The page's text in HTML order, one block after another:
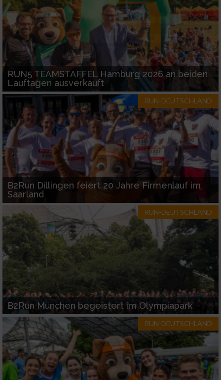
RUN5 TEAMSTAFFEL Hamburg 2026 an beiden
Lauftagen ausverkauft
RUN-DEUTSCHLAND
B2Run Dillingen feiert 20 Jahre Firmenlauf im
Saarland
RUN-DEUTSCHLAND
B2Run München begeistert im Olympiapark
RUN-DEUTSCHLAND